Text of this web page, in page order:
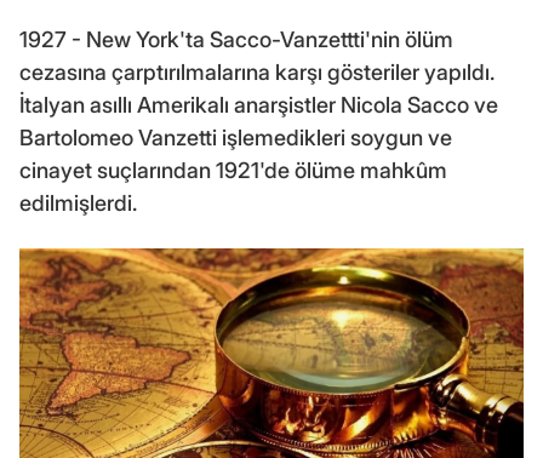
1927 - New York'ta Sacco-Vanzettti'nin ölüm
cezasına çarptırılmalarına karşı gösteriler yapıldı.
İtalyan asıllı Amerikalı anarşistler Nicola Sacco ve
Bartolomeo Vanzetti işlemedikleri soygun ve
cinayet suçlarından 1921'de ölüme mahkûm
edilmişlerdi.